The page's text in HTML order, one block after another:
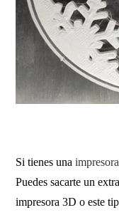
Si tienes una
Puedes sacarte un
impresora 3D o este